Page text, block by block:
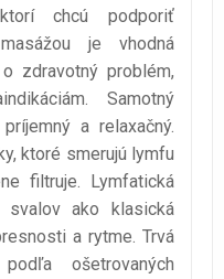
chcú podporiť
je vhodná
zdravotný problém,
Samotný
a relaxačný.
ktoré smerujú lymfu
filtruje. Lymfatická
ako klasická
a rytme. Trvá
ošetrovaných